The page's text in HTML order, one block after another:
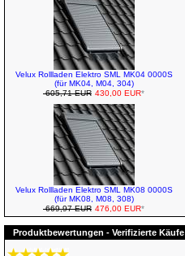
Velux Rollladen Elektro SML MK04 0000S
(für MK04, M04, 304)
605,71 EUR 430,00 EUR*
Velux Rollladen Elektro SML MK08 0000S
(für MK08, M08, 308)
669,97 EUR 476,00 EUR*
Produktbewertungen - Verifizierte Käufe